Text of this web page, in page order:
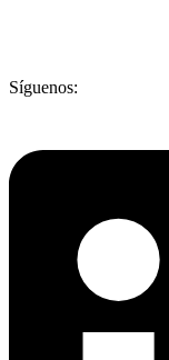
Síguenos: